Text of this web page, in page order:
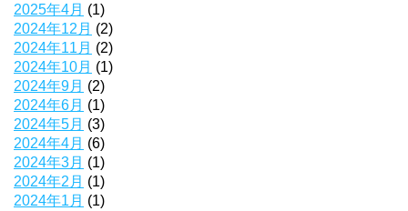
2025年4月 (1)
2024年12月 (2)
2024年11月 (2)
2024年10月 (1)
2024年9月 (2)
2024年6月 (1)
2024年5月 (3)
2024年4月 (6)
2024年3月 (1)
2024年2月 (1)
2024年1月 (1)